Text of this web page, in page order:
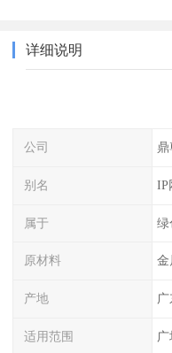
详细说明
公司
别名 IP
属于 绿
原材料 金
产地 广
适用范围